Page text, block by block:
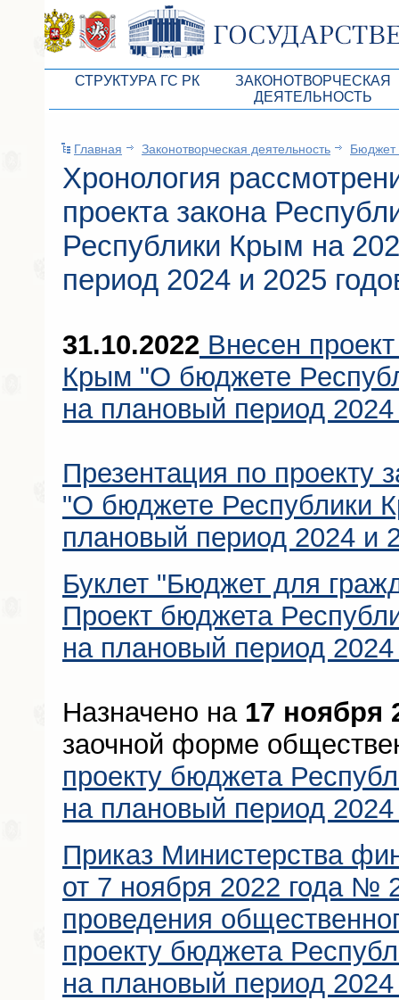
СТРУКТУРА ГС РК
Президиум ГС РК
Депутатский корпус
Комитеты ГС РК
Депутатские фракции ГС РК
Аппарат ГС РК
Управление делами ГС РК
Поиск депутата по округу
ЗАКОНОТВОРЧЕСКАЯ
ДЕЯТЕЛЬНОСТЬ
Бюджет Республики
Законы
Антикоррупционная
Независимая
Информация
Статистика
Главная Законотворческая деятельность Бюджет
Хронология
проекта закона
Республики Крым на
период 2024 и 2025
31.10.2022 Внесен
Крым "О бюджете
на плановый период 2024
Презентация по проекту
"О бюджете Республики
плановый период 2024 и
Буклет "Бюджет для
Проект бюджета
на плановый период 2024
Назначено на 17 ноября
заочной форме
проекту бюджета
на плановый период 2024
Приказ Министерства
от 7 ноября 2022 года №
проведения
проекту бюджета
на плановый период 2024